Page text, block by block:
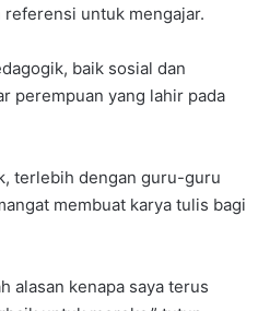
referensi untuk mengajar.
baik sosial dan
perempuan yang lahir pada
terlebih dengan guru-guru
membuat karya tulis bagi
alasan kenapa saya terus